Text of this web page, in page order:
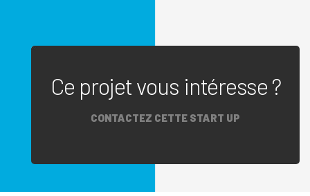
Ce projet vous intéresse ?
CONTACTEZ CETTE START UP